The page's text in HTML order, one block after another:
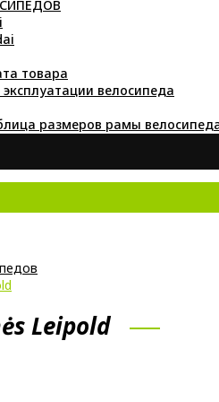
товара
велосипеда
размеров рамы
Leipold